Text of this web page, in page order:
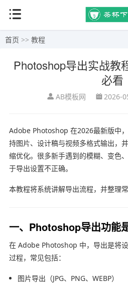
首页 >> 教程
Photoshop导出实战教
必看
AB模板网 2026-
Adobe Photoshop 在2026最新版中
持图片、设计稿与视频多格式输出，
缩优化。很多新手遇到的模糊、变色
于导出设置不正确。
本教程将系统讲解导出流程，并整理
一、Photoshop导出功能
在 Adobe Photoshop 中，导出是将
过程，常见包括：
图片导出（JPG、PNG、WEBP）